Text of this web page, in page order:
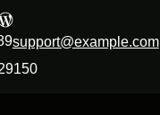
support@example.com